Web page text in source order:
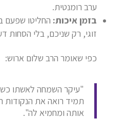
ערב רומנטית.
בזמן איכות: החליטו שפעם
זוגי, רק שניכם, בלי הסחות
כפי שאומר הרב שלום ארוש:
"עיקר השמחה לאשתו
תמיד רואה את הנקודות
אותה ומחמיא לה".